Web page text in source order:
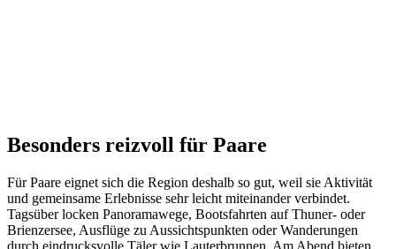
Besonders reizvoll für Paare
Für Paare eignet sich die Region deshalb so gut, weil sie Aktivität
und gemeinsame Erlebnisse sehr leicht miteinander verbindet.
Tagsüber locken Panoramawege, Bootsfahrten auf Thuner- oder
Brienzersee, Ausflüge zu Aussichtspunkten oder Wanderungen